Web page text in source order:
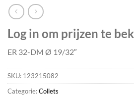
Log in om prijzen te
ER 32-DM Ø 19/32″
SKU: 123215082
Categorie:Collets